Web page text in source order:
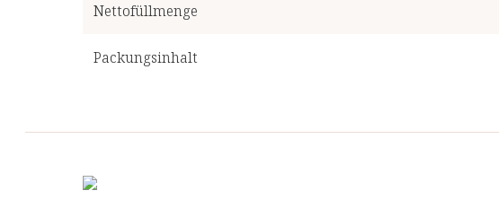
Nettofüllmenge
Packungsinhalt